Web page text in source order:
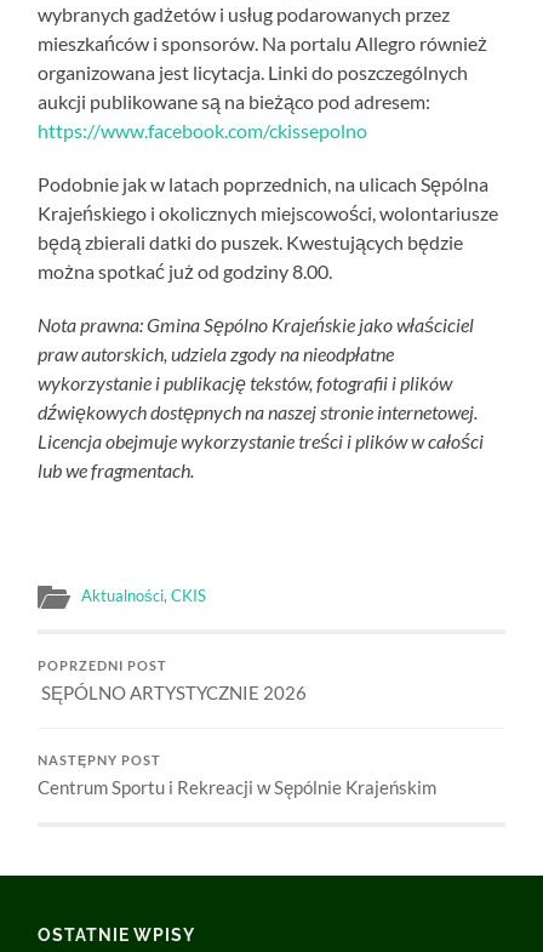
wybranych gadżetów i usług podarowanych przez
mieszkańców i sponsorów. Na portalu Allegro również
organizowana jest licytacja. Linki do poszczególnych
aukcji publikowane są na bieżąco pod adresem:
https://www.facebook.com/ckissepolno
Podobnie jak w latach poprzednich, na ulicach Sępólna
Krajeńskiego i okolicznych miejscowości, wolontariusze
będą zbierali datki do puszek. Kwestujących będzie
można spotkać już od godziny 8.00.
Nota prawna: Gmina Sępólno Krajeńskie jako właściciel
praw autorskich, udziela zgody na nieodpłatne
wykorzystanie i publikację tekstów, fotografii i plików
dźwiękowych dostępnych na naszej stronie internetowej.
Licencja obejmuje wykorzystanie treści i plików w całości
lub we fragmentach.
Aktualności,CKIS
POPRZEDNI POST
SĘPÓLNO ARTYSTYCZNIE 2026
NASTĘPNY POST
Centrum Sportu i Rekreacji w Sępólnie Krajeńskim
OSTATNIE WPISY